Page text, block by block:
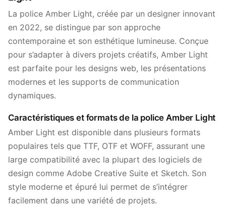
La police Amber Light, créée par un designer innovant
en 2022, se distingue par son approche
contemporaine et son esthétique lumineuse. Conçue
pour s’adapter à divers projets créatifs, Amber Light
est parfaite pour les designs web, les présentations
modernes et les supports de communication
dynamiques.
Caractéristiques et formats de la police Amber Light
Amber Light est disponible dans plusieurs formats
populaires tels que TTF, OTF et WOFF, assurant une
large compatibilité avec la plupart des logiciels de
design comme Adobe Creative Suite et Sketch. Son
style moderne et épuré lui permet de s’intégrer
facilement dans une variété de projets.